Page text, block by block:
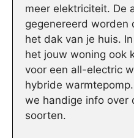
meer elektriciteit. De
gegenereerd worden
het dak van je huis.
het jouw woning ook
voor een all-electric
hybride
we handige info over
soorten.